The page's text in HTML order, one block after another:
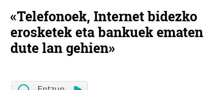
«Telefonoek, Internet bidezko
erosketek eta bankuek ematen
dute lan gehien»